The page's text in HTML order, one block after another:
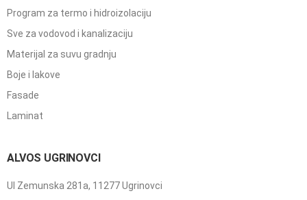
Program za termo i hidroizolaciju
Sve za vodovod i kanalizaciju
Materijal za suvu gradnju
Boje i lakove
Fasade
Laminat
ALVOS UGRINOVCI
Ul Zemunska 281a, 11277 Ugrinovci